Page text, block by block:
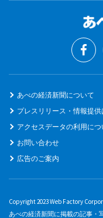
あべの経済新聞について
プレスリリース・情報提供
アクセスデータの利用につ
お問い合わせ
広告のご案内
Copyright 2023 Web Factory
あべの経済新聞に掲載の記事・